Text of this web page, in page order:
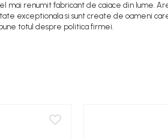
mai renumit fabricant de caiace din lume.
exceptionala si sunt create de oameni
totul despre politica firmei.